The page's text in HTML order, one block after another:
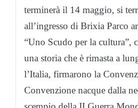
terminerà il 14 maggio, si
all’ingresso di Brixia Parco
“Uno Scudo per la cultura”,
una storia che è rimasta a
l’Italia, firmarono la
Convenzione nacque dalla